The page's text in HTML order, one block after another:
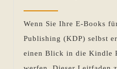
Wenn Sie Ihre E-Books
Publishing (KDP) selbst
einen Blick in die Kindle